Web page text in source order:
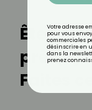
Êtes-
prêt(e)
Faites
Votre adresse
pour vous
commerciales
désinscrire en
dans la
prenez